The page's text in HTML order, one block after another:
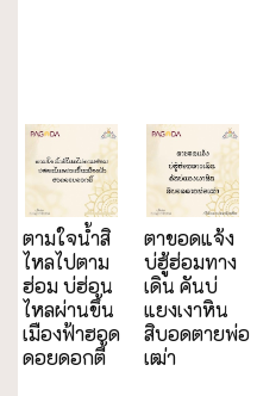
ตามใจน้ำสิ
ไหลไปตาม
ฮ่อม บ่ฮ่อน
ไหลผ่านขึ้น
เมืองฟ้าฮอด
ดอยดอกตี้
ตาขอดแจ้ง
บ่ฮู้ฮ่อมทาง
เดิน คันบ่
แยงเงาหิน
สิบอดตายพ่อ
เฒ่า